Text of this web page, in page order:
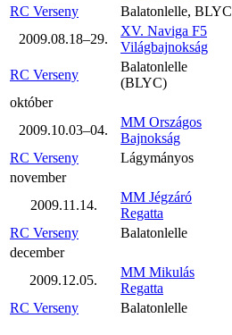
RC Verseny
Balatonlelle, BLYC
2009.08.18–29.
XV. Naviga F5
Világbajnokság
RC Verseny
Balatonlelle
(BLYC)
október
2009.10.03–04.
MM Országos
Bajnokság
RC Verseny
Lágymányos
november
2009.11.14.
MM Jégzáró
Regatta
RC Verseny
Balatonlelle
december
2009.12.05.
MM Mikulás
Regatta
RC Verseny
Balatonlelle